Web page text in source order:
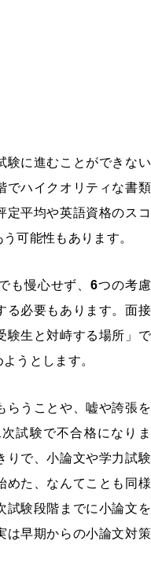
験に進むことができない
でハイクオリティな書類
定平均や英語資格のスコ
可能性もあります。
も慢心せず、6つの考慮
る必要もあります。面接
験生と対峙する場所」で
うとします。
らうことや、嘘や誇張を
試験で不合格になりま
りで、小論文や学力試験
めた、なんてことも同様
試験段階までに小論文を
は早期からの小論文対策